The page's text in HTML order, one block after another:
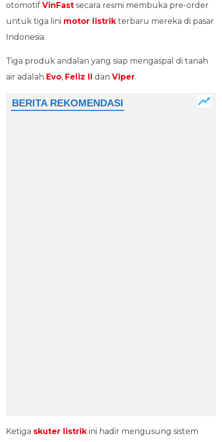
otomotif VinFast secara resmi membuka pre-order
untuk tiga lini motor listrikterbaru mereka di pasar
Indonesia.
Tiga produk andalan yang siap mengaspal di tanah
air adalah Evo, Feliz II dan Viper.
Ketiga skuter listrikini hadir mengusung sistem